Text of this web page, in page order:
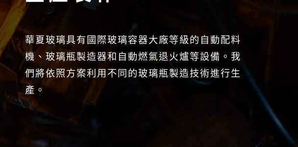
華夏玻璃具有國際玻璃容器大廠等級的自動配料
機、玻璃瓶製造器和自動燃氣退火爐等設備。我
們將依照方案利用不同的玻璃瓶製造技術進行生
產。